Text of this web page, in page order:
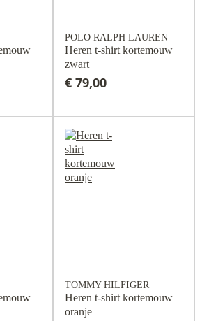
POLO RALPH LAUREN
Heren t-shirt kortemouw
zwart
€ 79,00
TOMMY HILFIGER
Heren t-shirt kortemouw
oranje